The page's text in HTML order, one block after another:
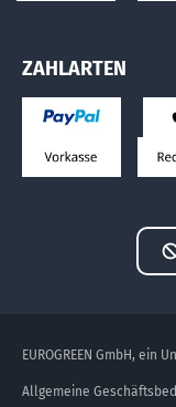
ZAHLARTEN
EUROGREEN GmbH, ein
Allgemeine